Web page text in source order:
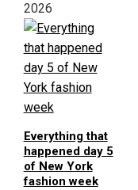
2026
Everything that
happened day 5
of New York
fashion week